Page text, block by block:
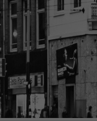
Lees meer